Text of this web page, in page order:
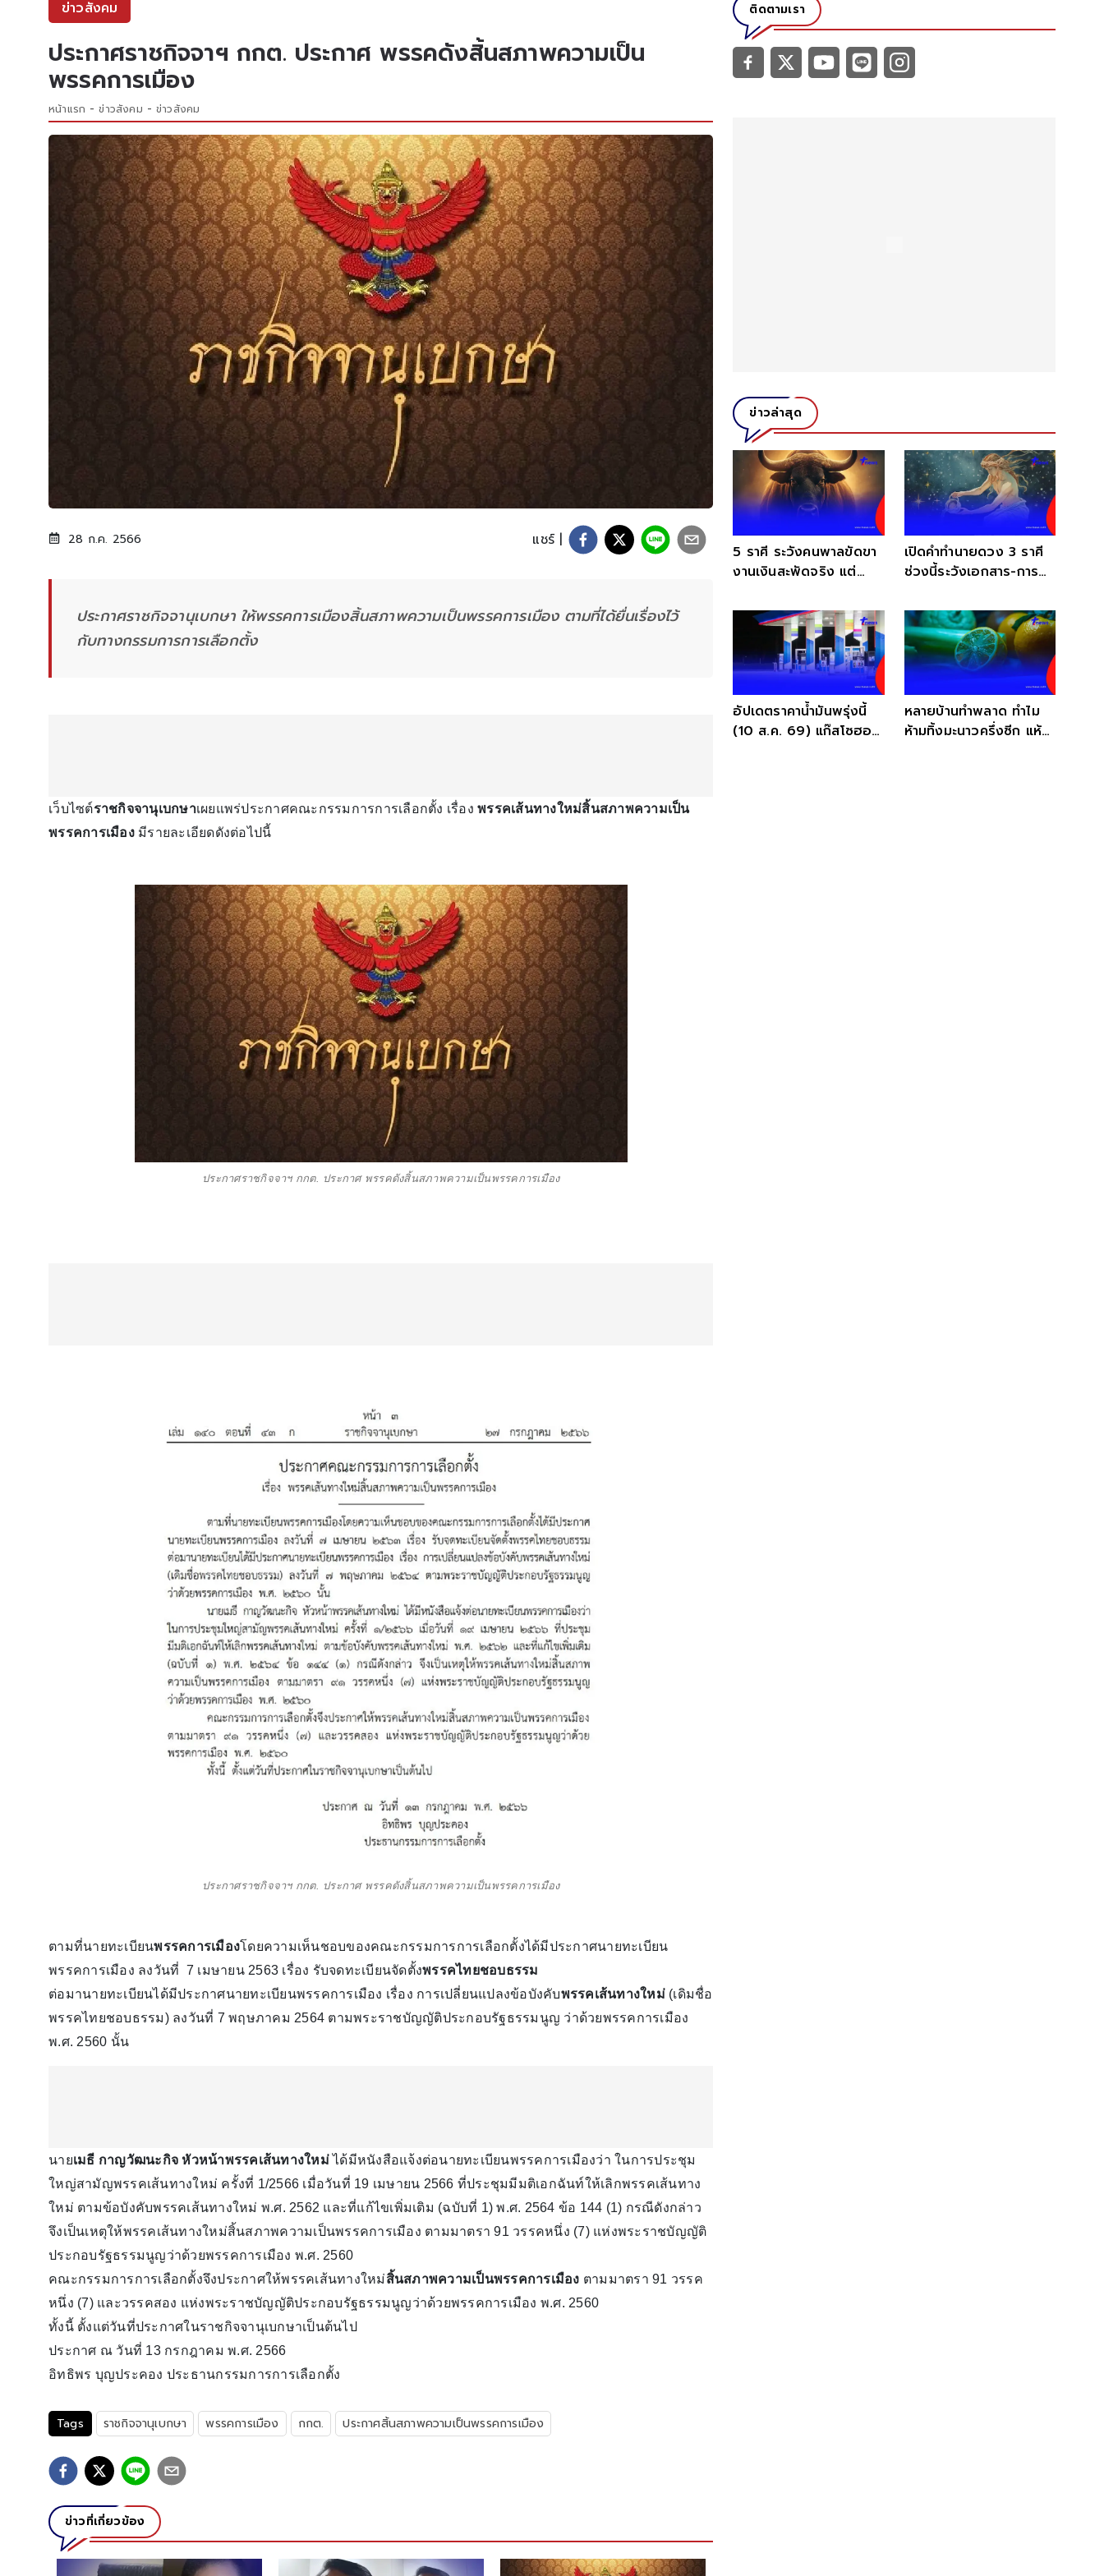
ข่าวสังคม
ประกาศราชกิจจาฯ กกต. ประกาศ พรรคดังสิ้นสภาพความเป็น
พรรคการเมือง
หน้าแรก ข่าวสังคม ข่าวสังคม
28 ก.ค. 2566 แชร์ |
ประกาศราชกิจจานุเบกษา ให้พรรคการเมืองสิ้นสภาพความเป็นพรรคการเมือง ตามที่ได้ยื่นเรื่องไว้
กับทางกรรมการการเลือกตั้ง
เว็บไซต์ราชกิจจานุเบกษาเผยแพร่ประกาศคณะกรรมการการเลือกตั้ง เรื่อง พรรคเส้นทางใหม่สิ้นสภาพความเป็น
พรรคการเมืองมีรายละเอียดดังต่อไปนี้
ประกาศราชกิจจาฯ กกต. ประกาศ พรรคดังสิ้นสภาพความเป็นพรรคการเมือง
ประกาศราชกิจจาฯ กกต. ประกาศ พรรคดังสิ้นสภาพความเป็นพรรคการเมือง
ตามที่นายทะเบียนพรรคการเมืองโดยความเห็นชอบของคณะกรรมการการเลือกตั้งได้มีประกาศนายทะเบียน
พรรคการเมือง ลงวันที่ 7 เมษายน 2563 เรื่อง รับจดทะเบียนจัดตั้งพรรคไทยชอบธรรม
ต่อมานายทะเบียนได้มีประกาศนายทะเบียนพรรคการเมือง เรื่อง การเปลี่ยนแปลงข้อบังคับพรรคเส้นทางใหม่(เดิมชื่อ
พรรคไทยชอบธรรม) ลงวันที่ 7 พฤษภาคม 2564 ตามพระราชบัญญัติประกอบรัฐธรรมนูญ ว่าด้วยพรรคการเมือง
พ.ศ. 2560 นั้น
นายเมธี กาญวัฒนะกิจ หัวหน้าพรรคเส้นทางใหม่ได้มีหนังสือแจ้งต่อนายทะเบียนพรรคการเมืองว่า ในการประชุม
ใหญ่สามัญพรรคเส้นทางใหม่ ครั้งที่ 1/2566 เมื่อวันที่ 19 เมษายน 2566 ที่ประชุมมีมติเอกฉันท์ให้เลิกพรรคเส้นทาง
ใหม่ ตามข้อบังคับพรรคเส้นทางใหม่ พ.ศ. 2562 และที่แก้ไขเพิ่มเติม (ฉบับที่ 1) พ.ศ. 2564 ข้อ 144 (1) กรณีดังกล่าว
จึงเป็นเหตุให้พรรคเส้นทางใหม่สิ้นสภาพความเป็นพรรคการเมือง ตามมาตรา 91 วรรคหนึ่ง (7) แห่งพระราชบัญญัติ
ประกอบรัฐธรรมนูญว่าด้วยพรรคการเมือง พ.ศ. 2560
คณะกรรมการการเลือกตั้งจึงประกาศให้พรรคเส้นทางใหม่สิ้นสภาพความเป็นพรรคการเมือง ตามมาตรา 91 วรรค
หนึ่ง (7) และวรรคสอง แห่งพระราชบัญญัติประกอบรัฐธรรมนูญว่าด้วยพรรคการเมือง พ.ศ. 2560
ทั้งนี้ ตั้งแต่วันที่ประกาศในราชกิจจานุเบกษาเป็นต้นไป
ประกาศ ณ วันที่ 13 กรกฎาคม พ.ศ. 2566
อิทธิพร บุญประคอง ประธานกรรมการการเลือกตั้ง
Tags ราชกิจจานุเบกษา พรรคการเมือง กกต. ประกาศสิ้นสภาพความเป็นพรรคการเมือง
ข่าวที่เกี่ยวข้อง
ติดตามเรา
ข่าวล่าสุด
5 ราศี ระวังคนพาลขัดขา
งานเงินสะพัดจริง แต่
เปิดคำทำนายดวง 3 ราศี
ช่วงนี้ระวังเอกสาร-การ
อัปเดตราคาน้ำมันพรุ่งนี้
(10 ส.ค. 69) แก๊สโซฮอล์
หลายบ้านทำพลาด ทำไม
ห้ามทิ้งมะนาวครึ่งซีก แห้ง